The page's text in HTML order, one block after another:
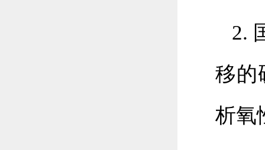
2.
移的
析氧